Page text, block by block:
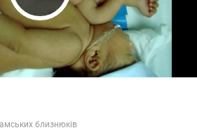
Play Video